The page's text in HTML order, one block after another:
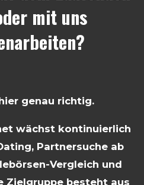
mit uns
genau richtig.
wächst kontinuierlich
Partnersuche ab
Vergleich und
Zielgruppe besteht aus